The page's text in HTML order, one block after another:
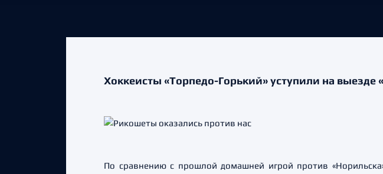
Хоккеисты «Торпедо-Горький» уступили на выезде
По сравнению с прошлой домашней игрой против